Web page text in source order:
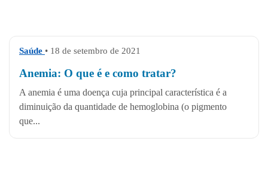
Saúde • 18 de setembro de 2021
Anemia: O que é e como tratar?
A anemia é uma doença cuja principal característica é a
diminuição da quantidade de hemoglobina (o pigmento
que...